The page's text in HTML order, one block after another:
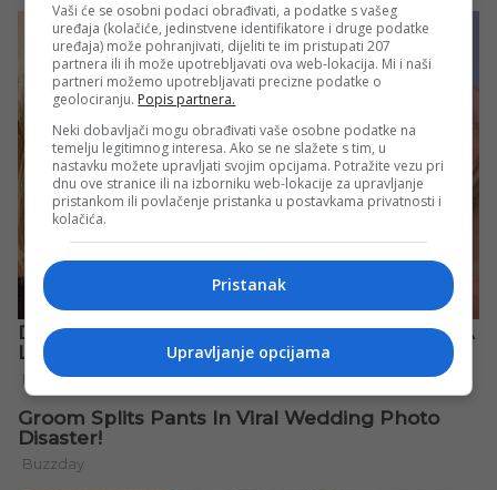
Vaši će se osobni podaci obrađivati, a podatke s vašeg
uređaja (kolačiće, jedinstvene identifikatore i druge podatke
uređaja) može pohranjivati, dijeliti te im pristupati 207
partnera ili ih može upotrebljavati ova web-lokacija. Mi i naši
partneri možemo upotrebljavati precizne podatke o
geolociranju. Popis partnera.
Neki dobavljači mogu obrađivati vaše osobne podatke na
temelju legitimnog interesa. Ako se ne slažete s tim, u
nastavku možete upravljati svojim opcijama. Potražite vezu pri
dnu ove stranice ili na izborniku web-lokacije za upravljanje
pristankom ili povlačenje pristanka u postavkama privatnosti i
kolačića.
Pristanak
Upravljanje opcijama